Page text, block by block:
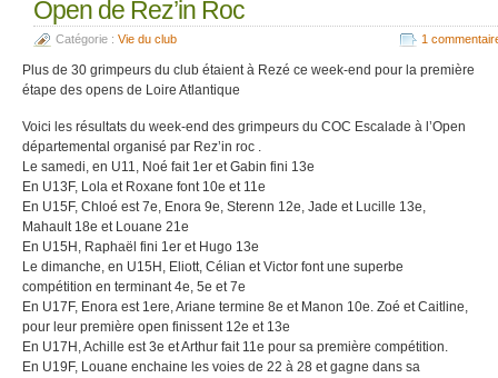
Open de Rez’in Roc
Catégorie : Vie du club 1
Plus de 30 grimpeurs du club étaient à Rezé ce week-end pour la première
étape des opens de Loire Atlantique
Voici les résultats du week-end des grimpeurs du COC Escalade à l’Open
départemental organisé par Rez’in roc .
Le samedi, en U11, Noé fait 1er et Gabin fini 13e
En U13F, Lola et Roxane font 10e et 11e
En U15F, Chloé est 7e, Enora 9e, Sterenn 12e, Jade et Lucille 13e,
Mahault 18e et Louane 21e
En U15H, Raphaël fini 1er et Hugo 13e
Le dimanche, en U15H, Eliott, Célian et Victor font une superbe
compétition en terminant 4e, 5e et 7e
En U17F, Enora est 1ere, Ariane termine 8e et Manon 10e. Zoé et Caitline,
pour leur première open finissent 12e et 13e
En U17H, Achille est 3e et Arthur fait 11e pour sa première compétition.
En U19F, Louane enchaine les voies de 22 à 28 et gagne dans sa